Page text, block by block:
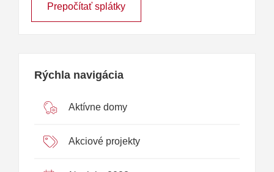
Prepočítať splátky
Rýchla navigácia
Aktívne domy
Akciové projekty